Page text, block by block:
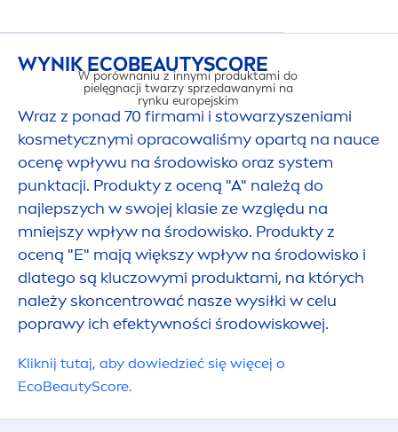
WYNIK ECOBEAUTYSCORE
WPŁYW NA
W porównaniu z innymi produktami do
pielęgnacji twarzy sprzedawanymi na
rynku europejskim
Wraz z ponad 70 firmami i stowarzyszeniami
kosmetycznymi opracowaliśmy opartą na nauce
ocenę wpływu na środowisko oraz system
punktacji. Produkty z oceną "A" należą do
najlepszych w swojej klasie ze względu na
mniejszy wpływ na środowisko. Produkty z
oceną "E" mają większy wpływ na środowisko i
dlatego są kluczowymi produktami, na których
należy skoncentrować nasze wysiłki w celu
poprawy ich efektywności środowiskowej.
Kliknij tutaj, aby dowiedzieć się więcej o
EcoBeautyScore.